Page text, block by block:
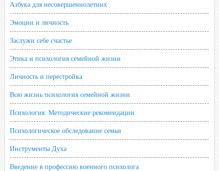
Азбука для несовершеннолетних
Эмоции и личность
Заслужи себе счастье
Этика и психология семейной жизни
Личность и перестройка
Всю жизнь психология семейной жизни
Психология. Методические рекомендации
Психологическое обследование семьи
Инструменты Духа
Введение в профессию военного психолога